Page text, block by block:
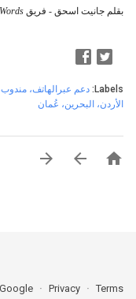
بقلم جانيت اسحق - فريق
Labels: دعم عبرالهاتف،
الأردن، البحرين، عُمان



Google Privacy Terms